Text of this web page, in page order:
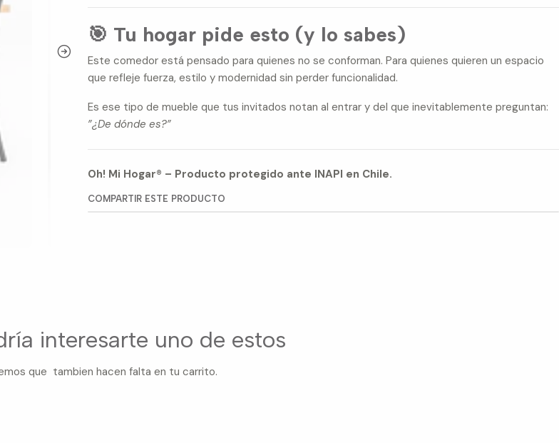
🎯 Tu hogar pide esto (y lo sabes)
Este comedor está pensado para quienes no se conforman. Para quienes quieren un espacio
que refleje fuerza, estilo y modernidad sin perder funcionalidad.
Es ese tipo de mueble que tus invitados notan al entrar y del que inevitablemente preguntan:
”¿De dónde es?”
Oh! Mi Hogar® – Producto protegido ante INAPI en Chile.
COMPARTIR ESTE PRODUCTO
interesarte uno de estos
que tambien hacen falta en tu carrito.